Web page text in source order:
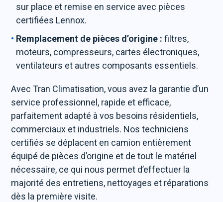
sur place et remise en service avec pièces
certifiées Lennox.
Remplacement de pièces d’origine : filtres,
moteurs, compresseurs, cartes électroniques,
ventilateurs et autres composants essentiels.
Avec Tran Climatisation, vous avez la garantie d’un
service professionnel, rapide et efficace,
parfaitement adapté à vos besoins résidentiels,
commerciaux et industriels. Nos techniciens
certifiés se déplacent en camion entièrement
équipé de pièces d’origine et de tout le matériel
nécessaire, ce qui nous permet d’effectuer la
majorité des entretiens, nettoyages et réparations
dès la première visite.